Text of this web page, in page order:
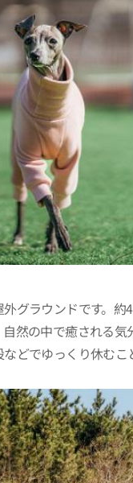
グラウンドです。
然の中で癒される
どでゆっくり休むこ